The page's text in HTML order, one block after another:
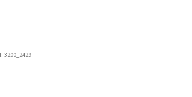
3200_2429